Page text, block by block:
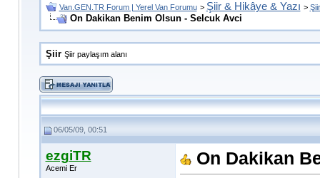
Van.GEN.TR Forum | Yerel Van Forumu > Şiir & Hikâye & Yazı > Şiir
On Dakikan Benim Olsun - Selcuk Avci
Şiir Şiir paylaşım alanı
06/05/09, 00:51
ezgiTR
Acemi Er On Dakikan